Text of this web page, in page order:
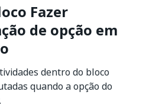
Fazer
de opção em
dentro do bloco
quando a opção do